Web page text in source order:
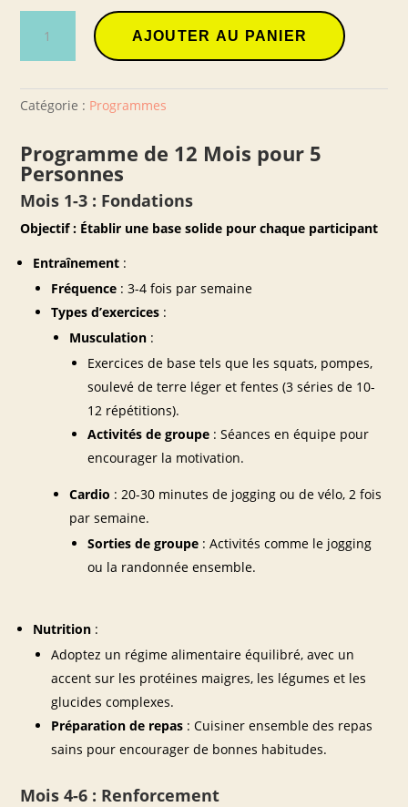
initial
était :
€220.00.
actuel
est :
€180.00.
Programme
12
Pour
5
AJOUTER AU PANIER
Catégorie : Programmes
Programme de 12 Mois pour 5
Personnes
Mois 1-3 : Fondations
Objectif : Établir une base solide pour chaque participant
Entraînement :
Fréquence : 3-4 fois par semaine
Types d’exercices :
Musculation :
Exercices de base tels que les squats, pompes,
soulevé de terre léger et fentes (3 séries de 10-
12 répétitions).
Activités de groupe : Séances en équipe pour
encourager la motivation.
Cardio : 20-30 minutes de jogging ou de vélo, 2 fois
par semaine.
Sorties de groupe : Activités comme le jogging
ou la randonnée ensemble.
Nutrition :
Adoptez un régime alimentaire équilibré, avec un
accent sur les protéines maigres, les légumes et les
glucides complexes.
Préparation de repas : Cuisiner ensemble des repas
sains pour encourager de bonnes habitudes.
Mois 4-6 : Renforcement